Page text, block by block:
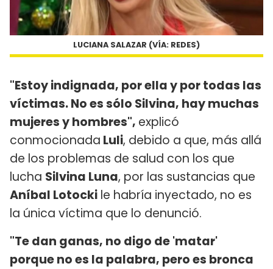
LUCIANA SALAZAR (VÍA: REDES)
"Estoy indignada, por ella y por todas las
víctimas. No es sólo Silvina, hay muchas
mujeres y hombres", explicó
conmocionada Luli, debido a que, más allá
de los problemas de salud con los que
lucha Silvina Luna, por las sustancias que
Aníbal Lotocki le habría inyectado, no es
la única víctima que lo denunció.
"Te dan ganas, no digo de 'matar'
porque no es la palabra, pero es bronca